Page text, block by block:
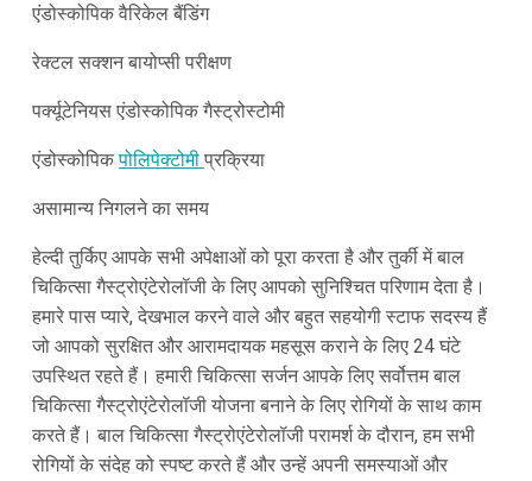
एंडोस्कोपिक वैरिकेल बैंडिंग
रेक्टल सक्शन बायोप्सी परीक्षण
पर्क्यूटेनियस एंडोस्कोपिक गैस्ट्रोस्टोमी
एंडोस्कोपिकपोलिपेक्टोमी प्रक्रिया
असामान्य निगलने का समय
हेल्दी तुर्किए आपके सभी अपेक्षाओं को पूरा करता है और तुर्की में बाल
चिकित्सा गैस्ट्रोएंटेरोलॉजी के लिए आपको सुनिश्चित परिणाम देता है।
हमारे पास प्यारे, देखभाल करने वाले और बहुत सहयोगी स्टाफ सदस्य हैं
जो आपको सुरक्षित और आरामदायक महसूस कराने के लिए 24 घंटे
उपस्थित रहते हैं। हमारी चिकित्सा सर्जन आपके लिए सर्वोत्तम बाल
चिकित्सा गैस्ट्रोएंटेरोलॉजी योजना बनाने के लिए रोगियों के साथ काम
करते हैं। बाल चिकित्सा गैस्ट्रोएंटेरोलॉजी परामर्श के दौरान, हम सभी
रोगियों के संदेह को स्पष्ट करते हैं और उन्हें अपनी समस्याओं और